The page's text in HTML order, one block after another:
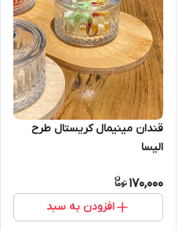
قندان مینیمال کریستال طرح
الیسا
170,000
افزودن به سبد